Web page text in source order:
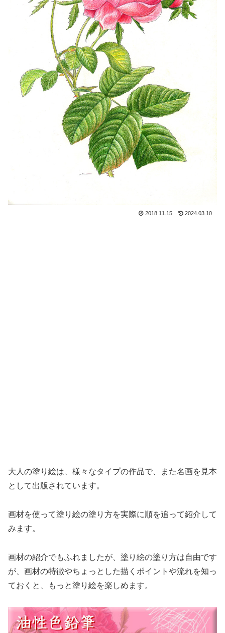
2018.11.15 2024.03.10
大人の塗り絵は、様々なタイプの作品で、また名画を見本
として出版されています。
画材を使って塗り絵の塗り方を実際に順を追って紹介して
みます。
画材の紹介でもふれましたが、塗り絵の塗り方は自由です
が、画材の特徴やちょっとした描くポイントや流れを知っ
ておくと、もっと塗り絵を楽しめます。